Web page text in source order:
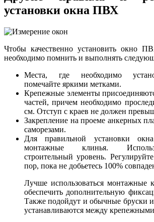
установки окна ПВХ
Чтобы качественно установить окно
необходимо помнить и выполнять
Места, где необходимо
помечайте яркими метками.
Крепежные элементы
частей, причем необходимо
см. Отступ с краев не должен
Закрепление на проеме анкерных
саморезами.
Для правильной установки
монтажные клинья.
строительный уровень.
пор, пока не добьетесь 100%
Лучше использоваться монтажные
обеспечить дополнительную
Также подойдут и обычные бруски
устанавливаются между